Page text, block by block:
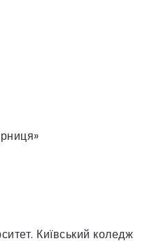
Київський коледж